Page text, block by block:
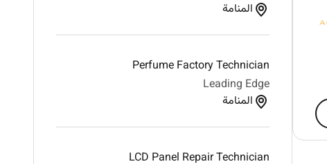
المنامة
Perfume Factory Technician
Leading Edge
المنامة
LCD Panel Repair Technician